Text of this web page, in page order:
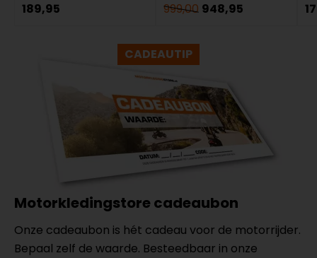
189,95
999,00 948,95
CADEAUTIP
Motorkledingstore cadeaubon
Onze cadeaubon is hét cadeau voor de motorrijder.
Bepaal zelf de waarde. Besteedbaar in onze